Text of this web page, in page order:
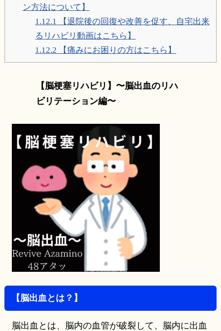
ン方法について】
1.12.1 【退院後の回復や改善を促す、自宅出来
るリハビリ動画はこちら】
1.12.2 【痛みにお困りの方はこちら】
【脳梗塞リハビリ】〜脳出血のリハ
ビリテーション編〜
【脳出血とは？】
脳出血とは、脳内の血管が破裂して、脳内に出血